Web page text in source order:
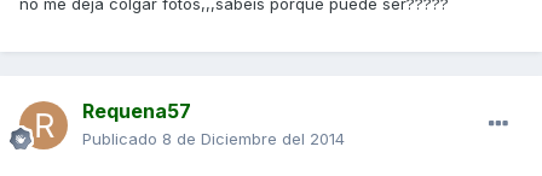
no me deja colgar fotos,,,sabeis porque puede ser?????
Requena57
Publicado 8 de Diciembre del 2014